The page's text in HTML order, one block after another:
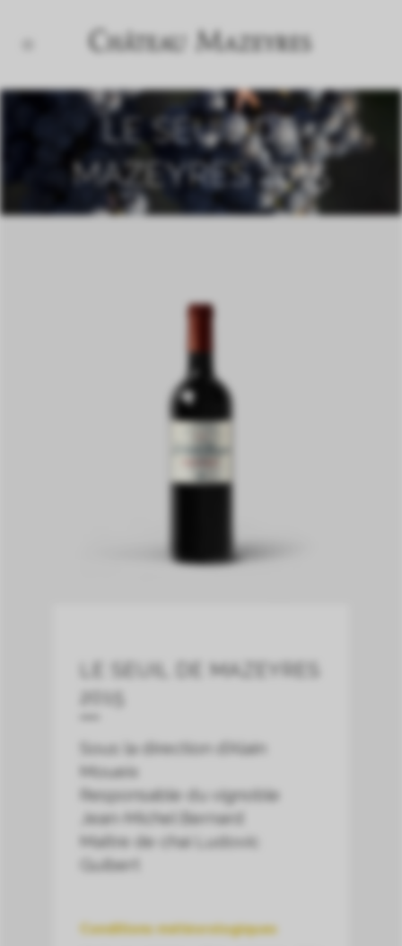
LE SEUIL DE
MAZEYRES 2015
LE SEUIL DE MAZEYRES
2015
Sous la direction d’Alain
Moueix
Responsable du vignoble
Jean-Michel Bernard
Maître de chai Ludovic
Guibert
Conditions météorologiques